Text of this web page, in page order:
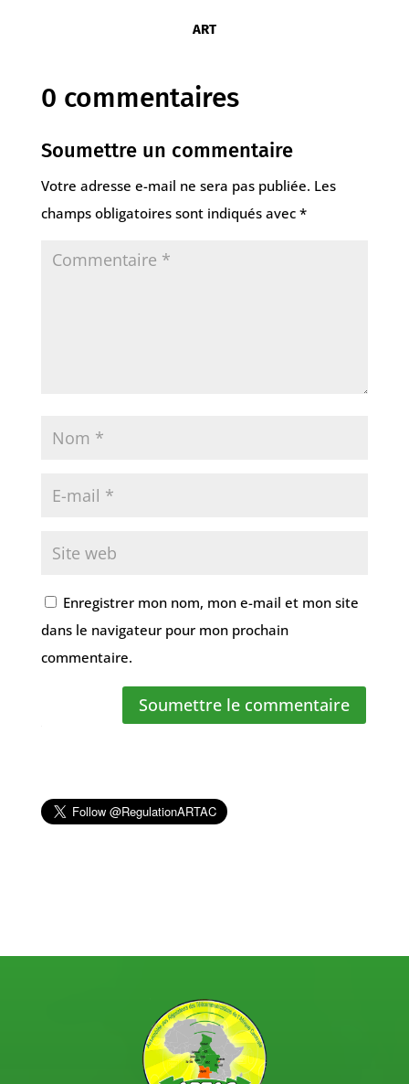
ART
0 commentaires
Soumettre un commentaire
Votre adresse e-mail ne sera pas publiée. Les
champs obligatoires sont indiqués avec *
Enregistrer mon nom, mon e-mail et mon site
dans le navigateur pour mon prochain
commentaire.
Soumettre le commentaire